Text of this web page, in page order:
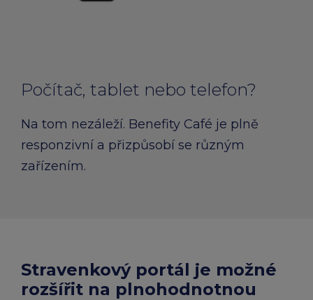
Počítač, tablet nebo telefon?
Na tom nezáleží. Benefity Café je plně
responzivní a přizpůsobí se různým
zařízením.
Stravenkový portál je možné
rozšířit na plnohodnotnou